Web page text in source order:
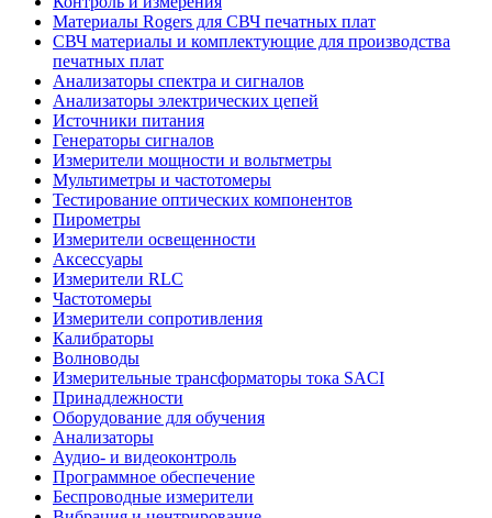
Материалы Rogers для СВЧ печатных плат
СВЧ материалы и комплектующие для производства
печатных плат
Анализаторы спектра и сигналов
Анализаторы электрических цепей
Источники питания
Генераторы сигналов
Измерители мощности и вольтметры
Мультиметры и частотомеры
Тестирование оптических компонентов
Пирометры
Измерители освещенности
Аксессуары
Измерители RLC
Частотомеры
Измерители сопротивления
Калибраторы
Волноводы
Измерительные трансформаторы тока SACI
Принадлежности
Оборудование для обучения
Анализаторы
Аудио- и видеоконтроль
Программное обеспечение
Беспроводные измерители